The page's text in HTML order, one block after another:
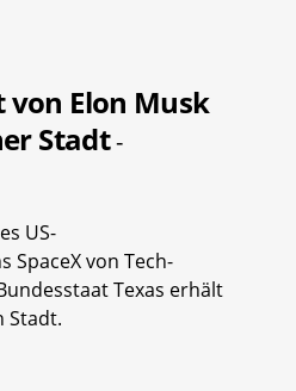
von Elon Musk
Stadt-
US-
SpaceX von Tech-
Texas erhält
Stadt.